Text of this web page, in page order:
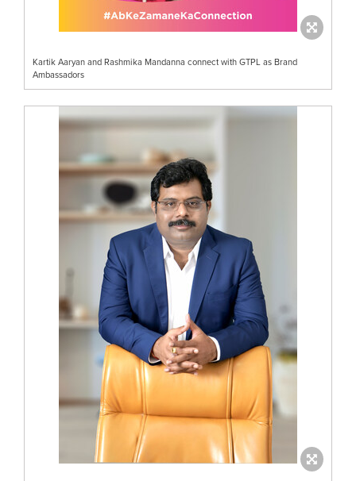
Kartik Aaryan and Rashmika Mandanna connect with GTPL as Brand
Ambassadors